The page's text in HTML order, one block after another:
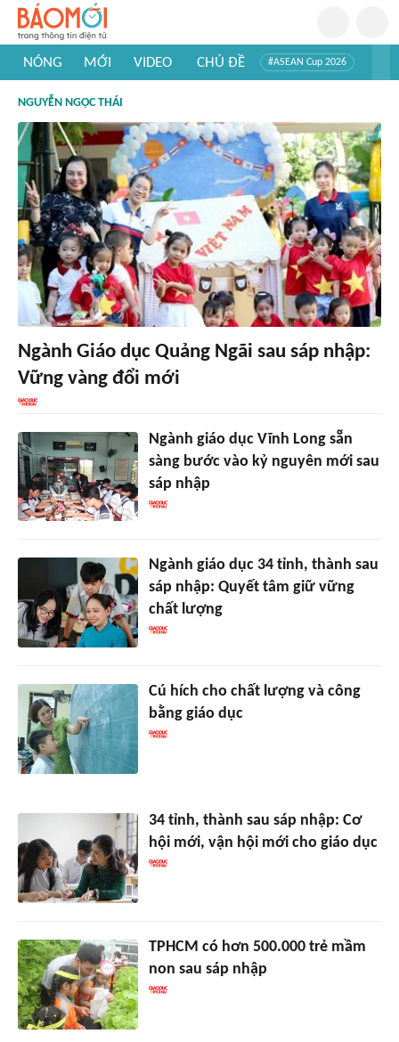
NÓNG MỚI VIDEO CHỦ ĐỀ #ASEAN Cup 2026
#Khám phá thế giới
NGUYỄN NGỌC THÁI
Ngành Giáo dục Quảng Ngãi sau sáp nhập:
Vững vàng đổi mới
Ngành giáo dục Vĩnh Long sẵn
sàng bước vào kỷ nguyên mới sau
sáp nhập
Ngành giáo dục 34 tỉnh, thành sau
sáp nhập: Quyết tâm giữ vững
chất lượng
Cú hích cho chất lượng và công
bằng giáo dục
34 tỉnh, thành sau sáp nhập: Cơ
hội mới, vận hội mới cho giáo dục
TPHCM có hơn 500.000 trẻ mầm
non sau sáp nhập